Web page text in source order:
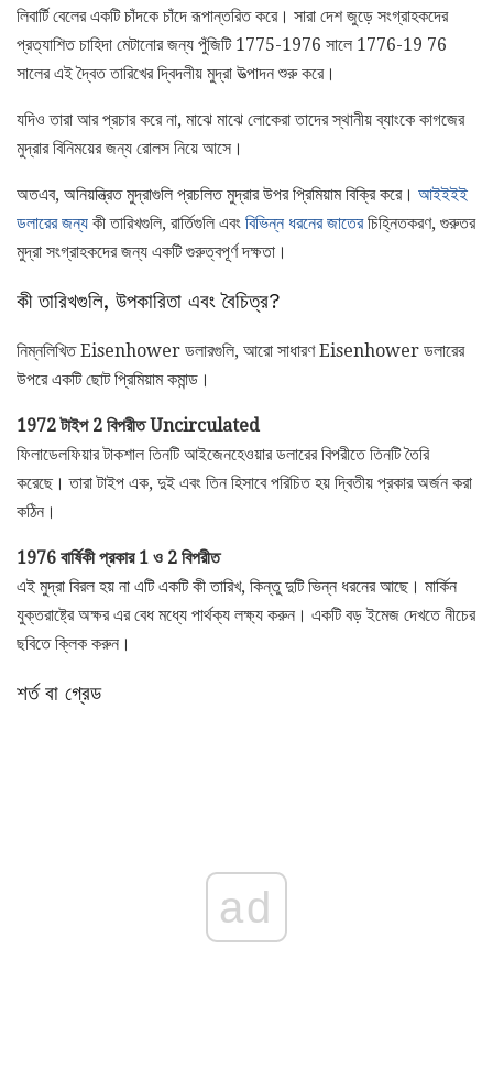
লিবার্টি বেলের একটি চাঁদকে চাঁদে রূপান্তরিত করে। সারা দেশ জুড়ে সংগ্রাহকদের
প্রত্যাশিত চাহিদা মেটানোর জন্য পুঁজিটি 1775-1976 সালে 1776-19 76
সালের এই দ্বৈত তারিখের দ্বিদলীয় মুদ্রা উত্পাদন শুরু করে।
যদিও তারা আর প্রচার করে না, মাঝে মাঝে লোকেরা তাদের স্থানীয় ব্যাংকে কাগজের
মুদ্রার বিনিময়ের জন্য রোলস নিয়ে আসে।
অতএব, অনিয়ন্ত্রিত মুদ্রাগুলি প্রচলিত মুদ্রার উপর প্রিমিয়াম বিক্রি করে। আইইইই
ডলারের জন্য কী তারিখগুলি, রার্তিগুলি এবং বিভিন্ন ধরনের জাতেরচিহ্নিতকরণ, গুরুতর
মুদ্রা সংগ্রাহকদের জন্য একটি গুরুত্বপূর্ণ দক্ষতা।
কী তারিখগুলি, উপকারিতা এবং বৈচিত্র?
নিম্নলিখিত Eisenhower ডলারগুলি, আরো সাধারণ Eisenhower ডলারের
উপরে একটি ছোট প্রিমিয়াম কমান্ড।
1972 টাইপ 2 বিপরীত Uncirculated
ফিলাডেলফিয়ার টাকশাল তিনটি আইজেনহেওয়ার ডলারের বিপরীতে তিনটি তৈরি
করেছে। তারা টাইপ এক, দুই এবং তিন হিসাবে পরিচিত হয় দ্বিতীয় প্রকার অর্জন করা
কঠিন।
1976 বার্ষিকী প্রকার 1 ও 2 বিপরীত
এই মুদ্রা বিরল হয় না এটি একটি কী তারিখ, কিন্তু দুটি ভিন্ন ধরনের আছে। মার্কিন
যুক্তরাষ্ট্রে অক্ষর এর বেধ মধ্যে পার্থক্য লক্ষ্য করুন। একটি বড় ইমেজ দেখতে নীচের
ছবিতে ক্লিক করুন।
শর্ত বা গ্রেড
ad